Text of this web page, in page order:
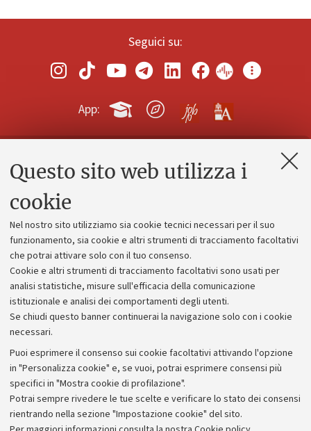
Questo sito web utilizza i
cookie
Nel nostro sito utilizziamo sia cookie tecnici necessari per il suo
funzionamento, sia cookie e altri strumenti di tracciamento facoltativi
che potrai attivare solo con il tuo consenso.
Cookie e altri strumenti di tracciamento facoltativi sono usati per
analisi statistiche, misure sull'efficacia della comunicazione
istituzionale e analisi dei comportamenti degli utenti.
Se chiudi questo banner continuerai la navigazione solo con i cookie
necessari.
Puoi esprimere il consenso sui cookie facoltativi attivando l'opzione
in "Personalizza cookie" e, se vuoi, potrai esprimere consensi più
specifici in "Mostra cookie di profilazione".
Potrai sempre rivedere le tue scelte e verificare lo stato dei consensi
rientrando nella sezione "Impostazione cookie" del sito.
Seguici su:
App:
Contatti e PEC
Alumni community
Piano strategico
Bilanci
Donazioni e 5x1000
Bandi, gare e concorsi
Albo online
Amministrazione trasparente
Atti di notifica